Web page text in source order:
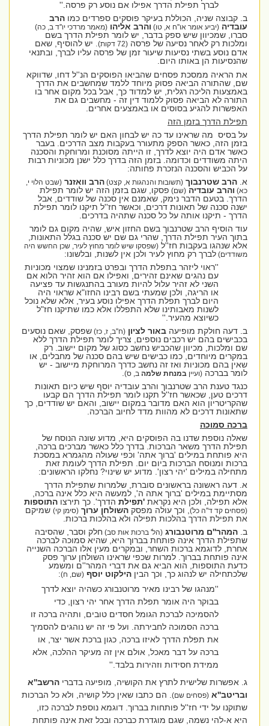
לברך תפילת הדרך אפילו אם נוסע רק פרסה.''
ב. קבוצה שניה, הכוללת בעיקר פוסקים ספרדים כמוהרב
עובדיה (יביע אומר או''ח א, טו)והרב אליהו (מאמר מרדכי יו''ד ב, כה)
סברו, שמכיוון שיש ספק בדבר, יש לומר תפילת הדרך בשם
ומלכות רק לאחר נסיעה של פרסה(72 דקות) .יש להוסיף, שאם
אדם נוסע בשתי נסיעות שיעור זמן של פרסה עליו לברך, ובתנאי
שהנסיעות הן באותו היום.
את הראיה ממסכת פסחים שהביאו הפוסקים הנ''ל דחו, שדווקא
שם, שהתורה הביאה פסוק מיוחד ללמד שמחשבים את הדרך
באמצעות הליכה רגלית, יש למדוד כך, אבל בכל מקום אחר בו
התורה לא הביאה פסוק ללמוד דין זה - מחשבים גם את
האפשרות להגיע בסוסים או באמצעים אחרים.
תפילת הדרך בזמן הזה
על בסיס מה שראינו עד כה יש לבחון האם יש לומר תפילת הדרך
בזמן הזה, כאשר הספק מתעורר בעקבות מצב הדרכים. בעבר
כאשר אדם היה יוצא לדרך, זו הייתה מסוכנת ומרוחקת והסכנה
היתה משודדים וכדומה. בזמן הזה בדרך כלל ישנן מכוניות רבות
על הכביש והסכנה הנזכרת פחותה:
א.הרב שטרנבוך (תשובות והנהגות א, קצט)הרב וואזנר (שבט הלוי י,
כא)והרב עובדיה(שם)פסקו, שגם בזמן הזה יש לומר תפילת
הדרך. בטעם הדבר נימק, שאמנם אין סכנה של שודדים, אבל
ישנה סכנה של תאונות דרכים, וכאשר חז''ל תיקנו לומר תפילת
הדרך - תיקנו אותה על כל סכנה שתהיה בדרכים.
עוד הוסיף הרב שטרנבוך בשם החזון איש, שהיה מקום גם לומר
בתוך העיר תפילת הדרך, שהרי גם שם יש סכנה בגלל התאונות,
אלא שנהגו בעקבות חז''ל(שפסקו שיש לומר מחוץ לעיר, שכן החשש היה
משודדים)לברך רק מחוץ לעיר ולכן אין לשנות, ובלשונו:
''ראוי ליזהר בתפלת הדרך ובפרט בזמנינו שמצוי מכוניות
עם נהגים שאינם זהירים, ואפילו אם הוא זהיר הלוא אם
השני לא זהיר עלול להיות מעורב בהתנגשות עד פציעה
או הריגה, ולכן שמעתי בשם רבינו החזו"א שראוי היה
היום לברך תפלת הדרך אפילו נוסע בעיר, אלא שלא נוכל
לשנות מאבותינו שלא התפללו אלא כמו שתיקנו חז"ל
כשיוצא מהעיר.''
ב. דעה חולקת מופיעהבאור לציון (ח''ב, ז, כז)שפסק, שאם נוסעים
בכבישים בהם יש רכבים נוספים, צריך לומר תפילת הדרך ללא
שם ומלכות, מכיוון שהכביש נחשב כסוג של מקום יישוב. רק
במקרים מיוחדים, כמו כבישים שיש בהם סכנה של מחבלים, או
שאין בהם מכוניות ואז זה נחשב כדרך המרוחקת מיישוב - יש
לומר בברכה(ועייןבמנחת שלמהב, ס) .
כנגד טענת הרב שטרנבוך והרב עובדיה יוסף שיש כיום תאונות
דרכים טען, שכאשר חז''ל תקנו לומר תפילת הדרך הם קבעו
שהקריטריון הוא האם מדובר במקום יישוב, והאם יש שודדים, כך
שתאונות דרכים לא מהוות מדד לחיוב הברכה.
ברכה סמוכה
שאלה נוספת שדנו בה הפוסקים היא, מדוע שונה הנוסח של
תפילת הדרך משאר הברכות. בדרך כלל כאשר מברכים ברכה,
היא פותחת במילים 'ברוך אתה' וכפי שעולה מהגמרא במסכת
ברכות ומנוסח הברכות ביום יום. תפילת הדרך לעומת זאת
מתחילה במילים 'יהי רצון'. מדוע יש שינוי? נחלקו הראשונים:
א. דעה ראשונה בראשונים סוברת, שלמרות שתפילת הדרך
מסתיימת במילים 'ברוך אתה ה', למעשה היא כלל אינה ברכה,
אלא תפילה, ולכן היא נקראת'תפילתהדרך'. כך תירצוהתוספות
(פסחים קד ד''ה כל), וכך עולה מפסקהשולחן ערוך (סימן קי) שמיקם
את תפילת הדרך בהלכות תפילה ולא בהלכות ברכות.
ב.המהר''ם מרוטנבורג (הל' ברכות אות סב)חלק וסבר, שהסיבה
שתפילת הדרך אינה פותחת בברוך היא, שהיא סמוכה לברכה
אחרת, לדוגמא ברכות השחר, ובמקרים מעין אלו הברכה השנייה
אינה פותחת בברוך. למרות שכפי שראינו השולחן ערוך פסק
כדעת התוספות, הוא הביא גם את דברי המהר''ם ומשמע
שלכתחילה יש לנהוג כך, וכך הביןהילקוט יוסף (שם, ח)
''מנהגו של רבינו מאיר מרוטנבורג כשהיה יוצא לדרך
בבוקר היה אומר תפלת הדרך אחר יהי רצון, כדי
להסמיכה לברכת הגומל חסדים טובים, ותהיה ברכה זו
ברכה הסמוכה לחבירתה. ועל פי זה יש נוהגים להסמיך
את תפלת הדרך לאיזו ברכה, כגון ברכת אשר יצר, או
ברכה על דבר מאכל, אולם אין זה מעיקר ההלכה, אלא
ממידת חסידות וזהירות בלבד.''
ג. אפשרות שלישית לתרץ את הקושיה, מופיעה בדבריהרשב''א
ובריטב''א (פסחים שם). הם כתבו שאין כלל קושיה, ולא כל הברכות
שתוקנו על ידי חז''ל פותחות בברוך. דוגמא נוספת לברכה כזו,
היא א-להי נשמה, שגם מוגדרת כברכה ובכל זאת אינה פותחת